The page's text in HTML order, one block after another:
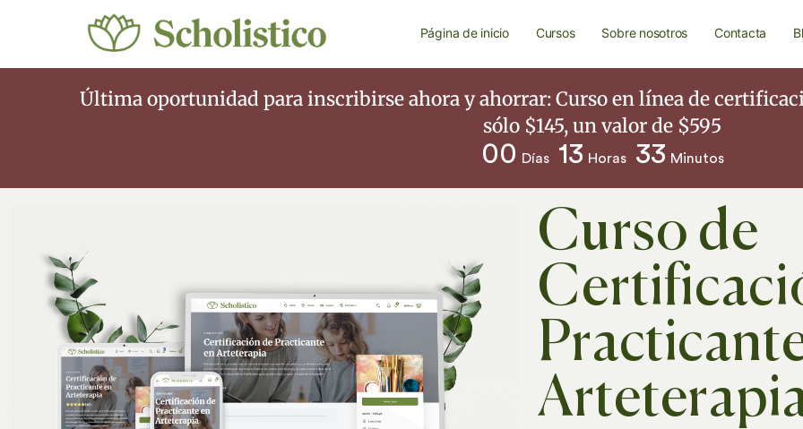
Página de inicio Cursos Sobre nosotros Contacta
Última oportunidad para inscribirse ahora y ahorrar: Curso en línea de
sólo $145, un valor de $595
00 Días 13 Horas 33 Minutos
Curso de